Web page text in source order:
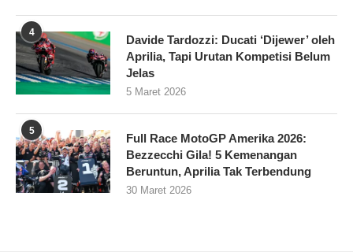
4
Davide Tardozzi: Ducati ‘Dijewer’ oleh
Aprilia, Tapi Urutan Kompetisi Belum
Jelas
5 Maret 2026
5
Full Race MotoGP Amerika 2026:
Bezzecchi Gila! 5 Kemenangan
Beruntun, Aprilia Tak Terbendung
30 Maret 2026